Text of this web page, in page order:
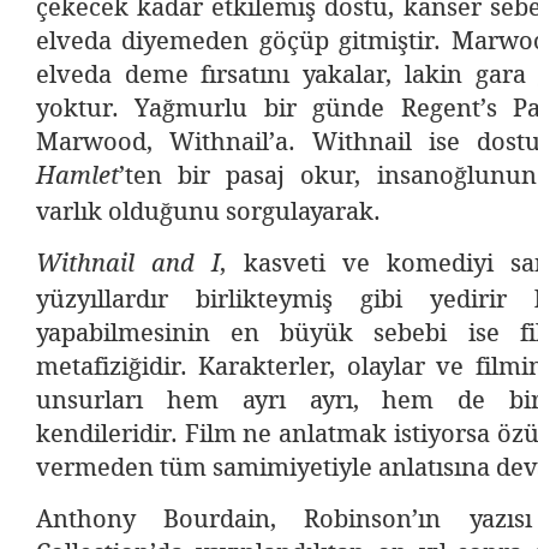
çekecek kadar etkilemiş dostu, kanser
elveda diyemeden göçüp gitmiştir.
elveda deme fırsatını yakalar, lakin
yoktur. Yağmurlu bir günde Regent’s
Marwood, Withnail’a. Withnail ise
Hamlet’ten bir pasaj okur,
varlık olduğunu sorgulayarak.
Withnail and I, kasveti ve komediyi
yüzyıllardır birlikteymiş gibi yedirir
yapabilmesinin en büyük sebebi ise
metafiziğidir. Karakterler, olaylar ve
unsurları hem ayrı ayrı, hem de
kendileridir. Film ne anlatmak istiyorsa
vermeden tüm samimiyetiyle anlatısına
Anthony Bourdain, Robinson’ın